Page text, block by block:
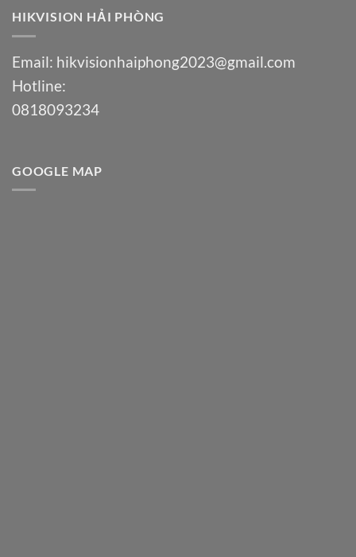
HIKVISION HẢI PHÒNG
Email: hikvisionhaiphong2023@gmail.com
Hotline:
0818093234
GOOGLE MAP